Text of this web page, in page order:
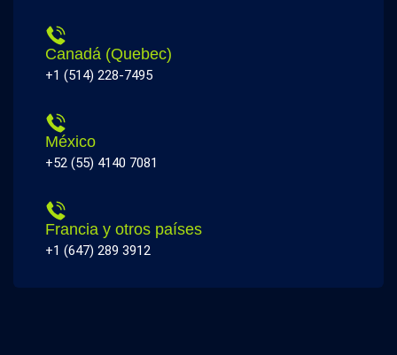
Canadá (Quebec)
+1 (514) 228-7495
México
+52 (55) 4140 7081
Francia y otros países
+1 (647) 289 3912